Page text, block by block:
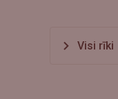
Visi rīki